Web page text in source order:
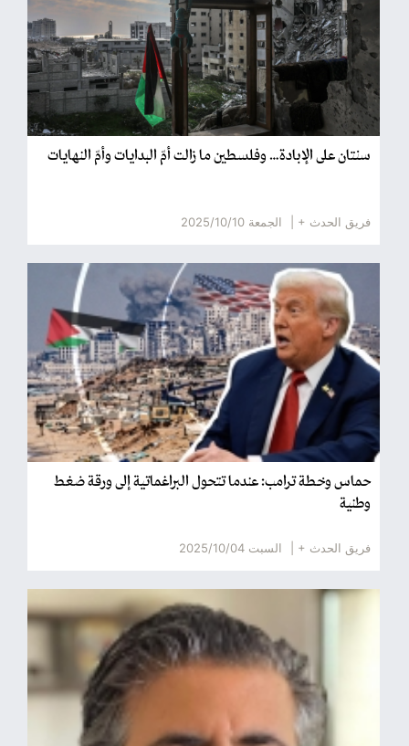
سنتان على الإبادة… وفلسطين ما زالت أمّ البدايات وأمّ النهايات
فريق الحدث + | الجمعة 2025/10/10
حماس وخطة ترامب: عندما تتحول البراغماتية إلى ورقة ضغط
وطنية
فريق الحدث + | السبت 2025/10/04